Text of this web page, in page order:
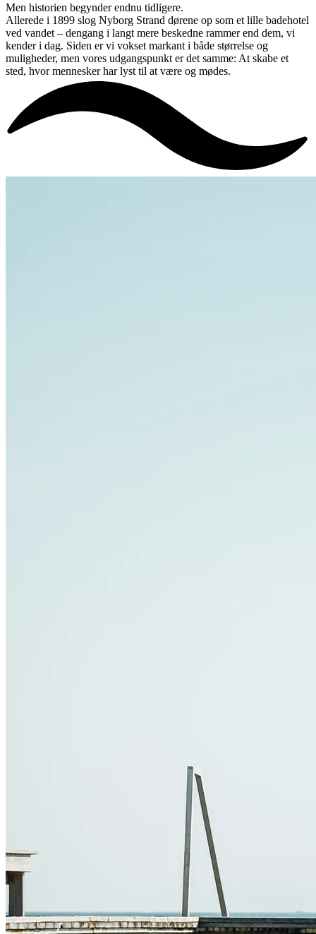
Men historien begynder endnu tidligere.
Allerede i 1899 slog Nyborg Strand dørene op som et lille badehotel
ved vandet – dengang i langt mere beskedne rammer end dem, vi
kender i dag. Siden er vi vokset markant i både størrelse og
muligheder, men vores udgangspunkt er det samme: At skabe et
sted, hvor mennesker har lyst til at være og mødes.